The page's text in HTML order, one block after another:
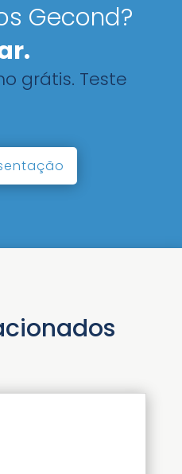
Gecond?
grátis. Teste